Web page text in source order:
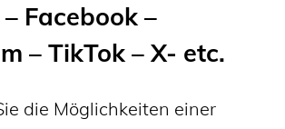
Facebook –
– TikTok – X- etc.
die Möglichkeiten einer